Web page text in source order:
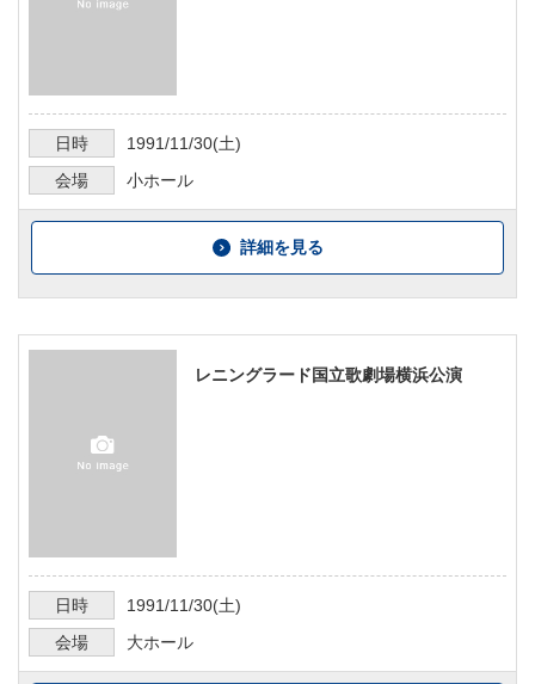
日時 1991/11/30(土)
会場
小ホール
詳細を見る
レニングラード国立歌劇場横浜公演
日時 1991/11/30(土)
会場
大ホール